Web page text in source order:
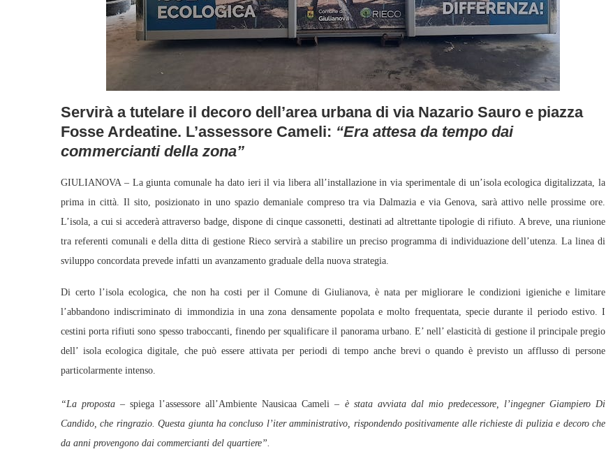
Servirà a tutelare il decoro dell’area urbana di via Nazario Sauro e piazza
Fosse Ardeatine. L’assessore Cameli: “Era attesa da tempo dai
commercianti della zona”
GIULIANOVA – La giunta comunale ha dato ieri il via libera all’installazione in via sperimentale di un’isola ecologica digitalizzata, la
prima in città. Il sito, posizionato in uno spazio demaniale compreso tra via Dalmazia e via Genova, sarà attivo nelle prossime ore.
L’isola, a cui si accederà attraverso badge, dispone di cinque cassonetti, destinati ad altrettante tipologie di rifiuto. A breve, una riunione
tra referenti comunali e della ditta di gestione Rieco servirà a stabilire un preciso programma di individuazione dell’utenza. La linea di
sviluppo concordata prevede infatti un avanzamento graduale della nuova strategia.
Di certo l’isola ecologica, che non ha costi per il Comune di Giulianova, è nata per migliorare le condizioni igieniche e limitare
l’abbandono indiscriminato di immondizia in una zona densamente popolata e molto frequentata, specie durante il periodo estivo. I
cestini porta rifiuti sono spesso traboccanti, finendo per squalificare il panorama urbano. E’ nell’ elasticità di gestione il principale pregio
dell’ isola ecologica digitale, che può essere attivata per periodi di tempo anche brevi o quando è previsto un afflusso di persone
particolarmente intenso.
“La proposta –spiega l’assessore all’Ambiente Nausicaa Cameli– è stata avviata dal mio predecessore, l’ingegner Giampiero Di
Candido, che ringrazio. Questa giunta ha concluso l’iter amministrativo, rispondendo positivamente alle richieste di pulizia e decoro che
da anni provengono dai commercianti del quartiere”.